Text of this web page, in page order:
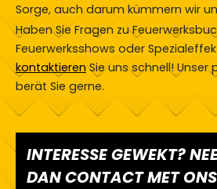
Sorge, auch darum kümmern wir
Haben Sie Fragen zu
Feuerwerksshows oder
kontaktierenSie uns schnell!
berät Sie gerne.
INTERESSE GEWEKT?
DAN CONTACT MET